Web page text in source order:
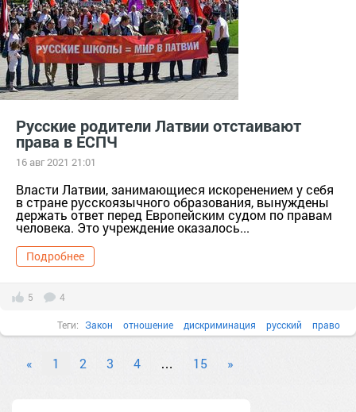
Русские родители Латвии отстаивают
права в ЕСПЧ
16 авг 2021 21:01
Власти Латвии, занимающиеся искоренением у себя
в стране русскоязычного образования, вынуждены
держать ответ перед Европейским судом по правам
человека. Это учреждение оказалось...
Подробнее
5 4
Теги: Закон отношение дискриминация русский право
« 1 2 3 4 … 15 »